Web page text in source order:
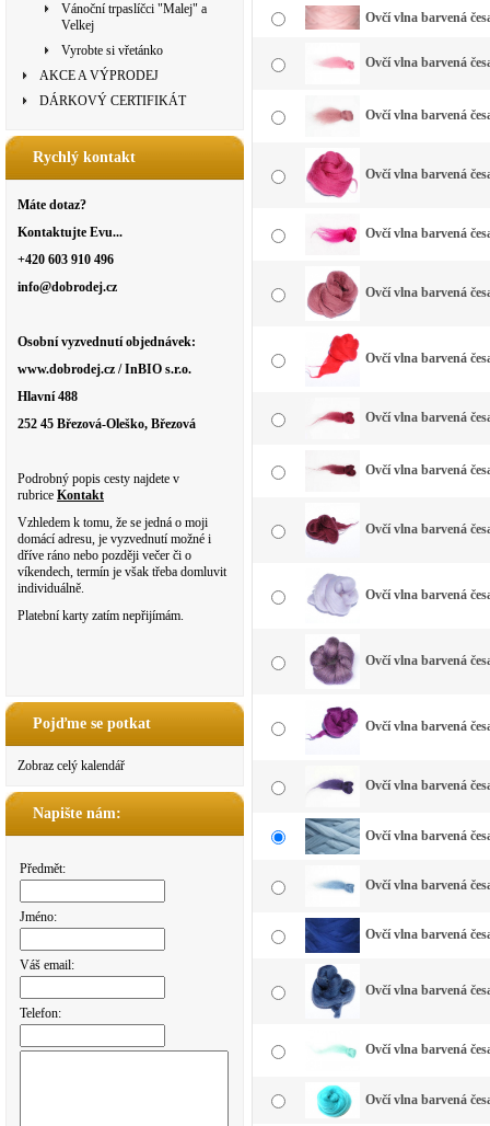
Vánoční trpaslíčci "Malej" a
Velkej
Vyrobte si vřetánko
AKCE A VÝPRODEJ
DÁRKOVÝ CERTIFIKÁT
Rychlý kontakt
Máte dotaz?
Kontaktujte Evu...
+420 603 910 496
info@dobrodej.cz
Osobní vyzvednutí objednávek:
www.dobrodej.cz / InBIO s.r.o.
Hlavní 488
252 45 Březová-Oleško, Březová
Podrobný popis cesty najdete v
rubrice Kontakt
Vzhledem k tomu, že se jedná o moji
domácí adresu, je vyzvednutí možné i
dříve ráno nebo později večer či o
víkendech, termín je však třeba domluvit
individuálně.
Platební karty zatím nepřijímám.
Pojďme se potkat
Zobraz celý kalendář
Napište nám:
Předmět:
Jméno:
Váš email:
Telefon:
Ovčí vlna barvená
Ovčí vlna barvená
Ovčí vlna barvená
Ovčí vlna barvená
Ovčí vlna barvená
Ovčí vlna barvená
Ovčí vlna barvená
Ovčí vlna barvená
Ovčí vlna barvená
Ovčí vlna barvená
Ovčí vlna barvená
Ovčí vlna barvená
Ovčí vlna barvená
Ovčí vlna barvená
Ovčí vlna barvená
Ovčí vlna barvená
Ovčí vlna barvená
Ovčí vlna barvená
Ovčí vlna barvená
Ovčí vlna barvená